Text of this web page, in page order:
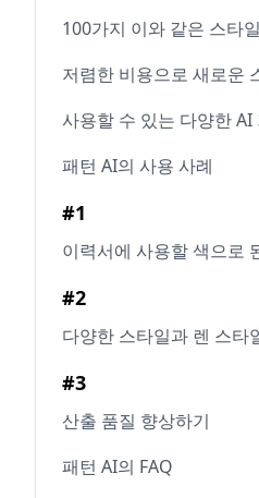
100가지 이와 같은 스타
저렴한 비용으로 새로운
사용할 수 있는 다양한 AI
패턴 AI의 사용 사례
#1
이력서에 사용할 색으로
#2
다양한 스타일과 렌 스타
#3
산출 품질 향상하기
패턴 AI의 FAQ